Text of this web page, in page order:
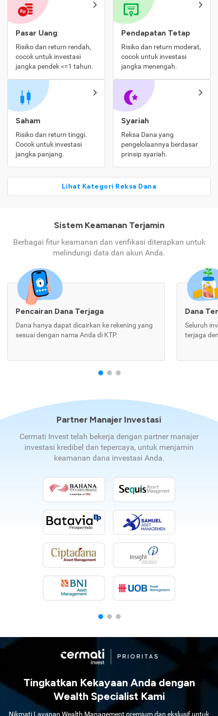
Pasar Uang
Risiko dan return rendah,
cocok untuk investasi
jangka pendek <=1 tahun.
Pendapatan Tetap
Risiko dan return moderat,
cocok untuk investasi
jangka menengah.
Saham
Risiko dan return tinggi.
Cocok untuk investasi
jangka panjang.
Syariah
Reksa Dana yang
pengelolaannya berdasar
prinsip syariah.
Lihat Kategori Reksa Dana
Sistem Keamanan Terjamin
Berbagai fitur keamanan dan verifikasi diterapkan untuk
melindungi data dan akun Anda.
Pencairan Dana Terjaga
Dana hanya dapat dicairkan ke rekening yang
sesuai dengan nama Anda di KTP.
Dana
Seluruh
terjaga
Partner Manajer Investasi
Cermati Invest telah bekerja dengan partner manajer
investasi kredibel dan tepercaya, untuk menjamin
keamanan dana investasi Anda.
Tingkatkan Kekayaan Anda dengan
Wealth Specialist Kami
Nikmati Layanan Wealth Management premium dan ekslusif untuk